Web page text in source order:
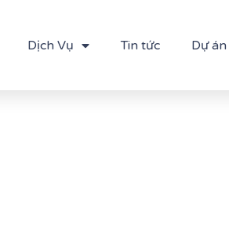
Dịch Vụ Tin tức Dự án